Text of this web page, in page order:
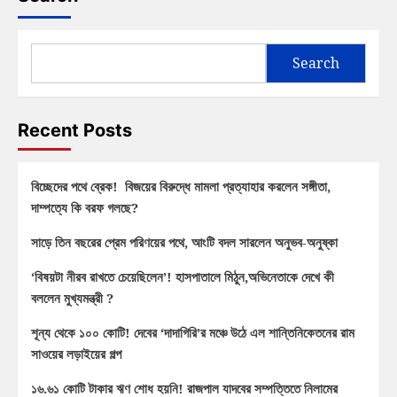
Search
Recent Posts
বিচ্ছেদের পথে ব্রেক! বিজয়ের বিরুদ্ধে মামলা প্রত্যাহার করলেন সঙ্গীতা,
দাম্পত্যে কি বরফ গলছে?
সাড়ে তিন বছরের প্রেম পরিণয়ের পথে, আংটি বদল সারলেন অনুভব-অনুষ্কা
‘বিষয়টা নীরব রাখতে চেয়েছিলেন’! হাসপাতালে মিঠুন,অভিনেতাকে দেখে কী
বললেন মুখ্যমন্ত্রী ?
শূন্য থেকে ১০০ কোটি! দেবের ‘দাদাগিরি’র মঞ্চে উঠে এল শান্তিনিকেতনের রাম
সাওয়ের লড়াইয়ের গল্প
১৬.৬১ কোটি টাকার ঋণ শোধ হয়নি! রাজপাল যাদবের সম্পত্তিতে নিলামের